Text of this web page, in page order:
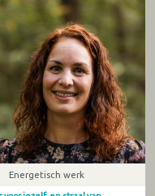
Energetisch werk